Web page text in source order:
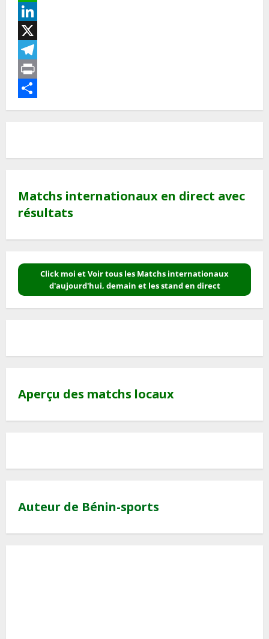
WhatsApp
LinkedIn
X
Telegram
Print
Partager
Matchs internationaux en direct avec
résultats
Click moi et Voir tous les Matchs internationaux
d'aujourd'hui, demain et les stand en direct
Aperçu des matchs locaux
Auteur de Bénin-sports